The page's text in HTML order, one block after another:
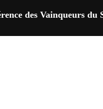
des Vainqueurs du